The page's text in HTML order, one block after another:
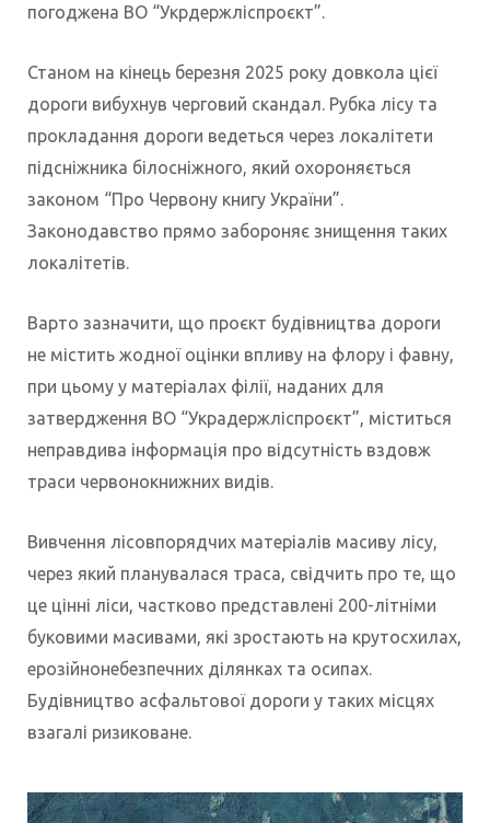
погоджена ВО “Укрдержліспроєкт”.
Станом на кінець березня 2025 року довкола цієї
дороги вибухнув черговий скандал. Рубка лісу та
прокладання дороги ведеться через локалітети
підсніжника білосніжного, який охороняється
законом “Про Червону книгу України”.
Законодавство прямо забороняє знищення таких
локалітетів.
Варто зазначити, що проєкт будівництва дороги
не містить жодної оцінки впливу на флору і фавну,
при цьому у матеріалах філії, наданих для
затвердження ВО “Украдержліспроєкт”, міститься
неправдива інформація про відсутність вздовж
траси червонокнижних видів.
Вивчення лісовпорядчих матеріалів масиву лісу,
через який планувалася траса, свідчить про те, що
це цінні ліси, частково представлені 200-літніми
буковими масивами, які зростають на крутосхилах,
ерозійнонебезпечних ділянках та осипах.
Будівництво асфальтової дороги у таких місцях
взагалі ризиковане.